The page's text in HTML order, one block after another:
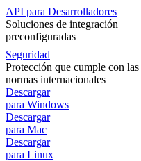
API para Desarrolladores
Soluciones de integración
preconfiguradas
Seguridad
Protección que cumple con las
normas internacionales
Descargar
para Windows
Descargar
para Mac
Descargar
para Linux